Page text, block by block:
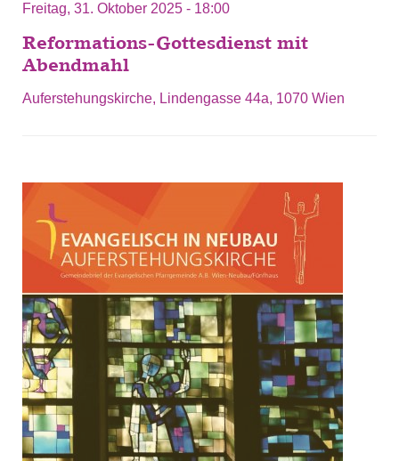
Freitag, 31. Oktober 2025 - 18:00
Reformations-Gottesdienst mit
Abendmahl
Auferstehungskirche, Lindengasse 44a, 1070 Wien